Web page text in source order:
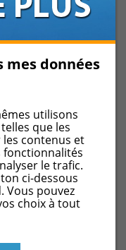
données
utilisons
que les
contenus et
fonctionnalités
le trafic.
ci-dessous
Vous pouvez
choix à tout